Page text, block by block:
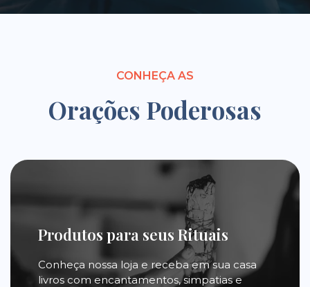
CONHEÇA AS
Orações Poderosas
Produtos para seus Rituais
Conheça nossa loja e receba em sua casa
livros com encantamentos, simpatias e